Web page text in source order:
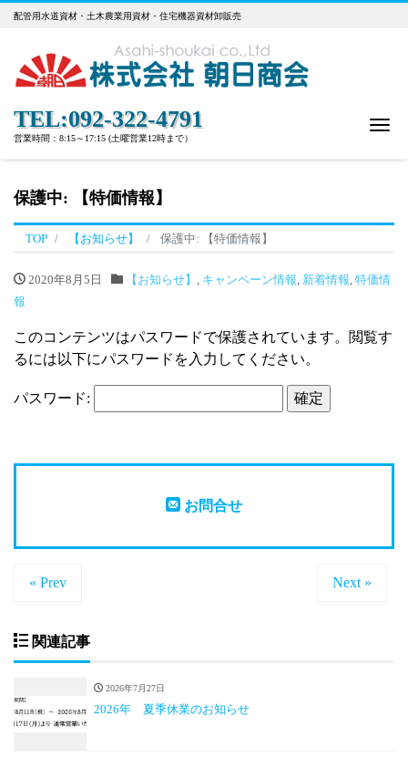
配管用水道資材・土木農業用資材・住宅機器資材卸販売
TEL:092-322-4791
営業時間：8:15～17:15 (土曜営業12時まで）
保護中: 【特価情報】
TOP 【お知らせ】 保護中: 【特価情報】
2020年8月5日 【お知らせ】 , キャンペーン情報, 新着情報, 特価情
報
このコンテンツはパスワードで保護されています。閲覧す
るには以下にパスワードを入力してください。
パスワード:
お問合せ
« Prev Next »
関連記事
2026年7月27日
2026年 夏季休業のお知らせ